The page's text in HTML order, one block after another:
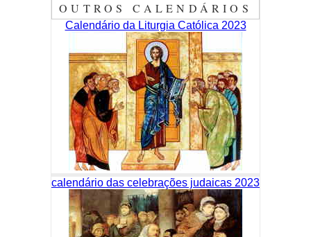
OUTROS CALENDÁRIOS
Calendário da Liturgia Católica 2023
calendário das celebrações judaicas 2023